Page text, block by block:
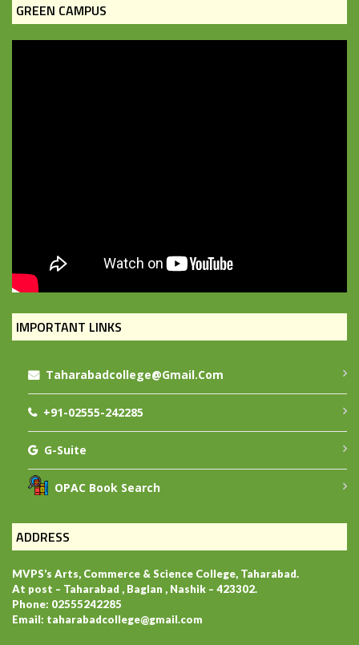
GREEN CAMPUS
IMPORTANT LINKS
Taharabadcollege@gmail.com
+91-02555-242285
G-Suite
OPAC Book Search
ADDRESS
MVPS’s Arts, Commerce & Science College, Taharabad.
At post – Taharabad , Baglan , Nashik – 423302.
Phone: 02555242285
Email: taharabadcollege@gmail.com